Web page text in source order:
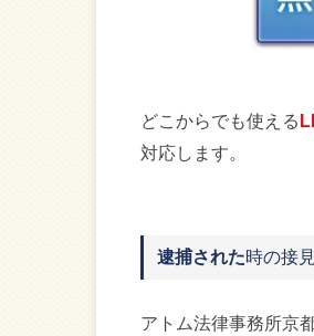
どこからでも使える
対応します。
逮捕された時の接
アトム法律事務所京